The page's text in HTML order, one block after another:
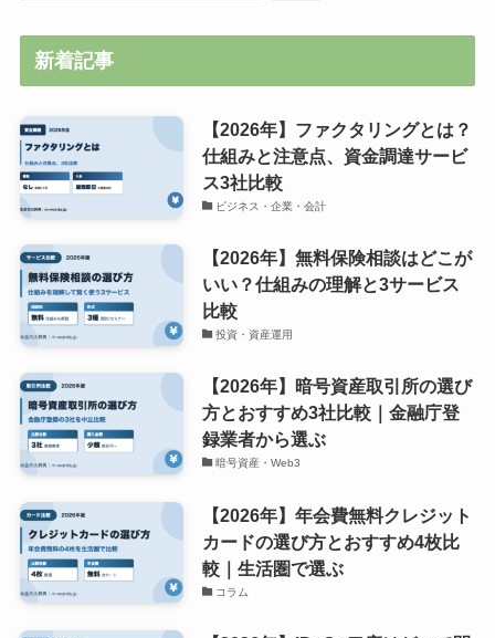
新着記事
【2026年】ファクタリングとは？
仕組みと注意点、資金調達サービ
ス3社比較
ビジネス・企業・会計
【2026年】無料保険相談はどこが
いい？仕組みの理解と3サービス
比較
投資・資産運用
【2026年】暗号資産取引所の選び
方とおすすめ3社比較｜金融庁登
録業者から選ぶ
暗号資産・Web3
【2026年】年会費無料クレジット
カードの選び方とおすすめ4枚比
較｜生活圏で選ぶ
コラム